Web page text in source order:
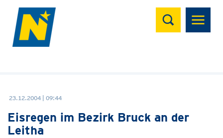
Suchen
23.12.2004 | 09:44
Eisregen im Bezirk Bruck an der
Leitha